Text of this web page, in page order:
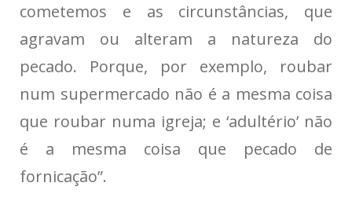
cometemos e as circunstâncias, que
agravam ou alteram a natureza do
pecado. Porque, por exemplo, roubar
num supermercado não é a mesma coisa
que roubar numa igreja; e ‘adultério’ não
é a mesma coisa que pecado de
fornicação”.